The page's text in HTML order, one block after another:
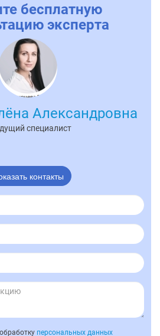
бесплатную
эксперта
Александровна
специалист
контакты
персональных данных